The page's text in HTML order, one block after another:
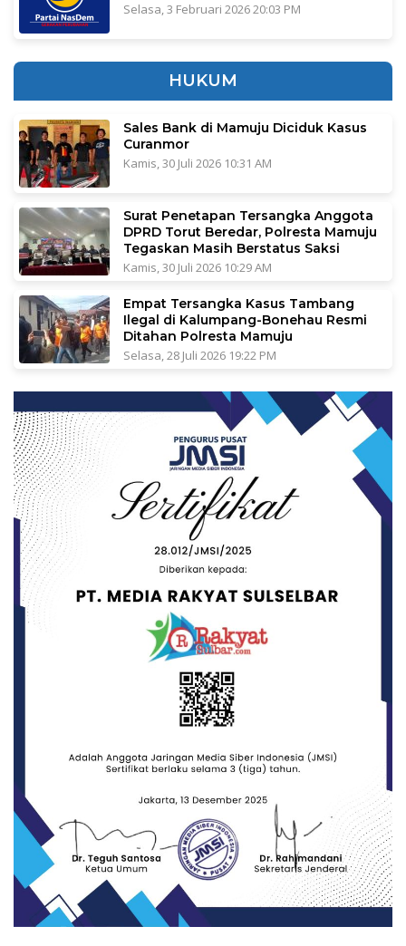
Selasa, 3 Februari 2026 20:03 PM
HUKUM
Sales Bank di Mamuju Diciduk Kasus
Curanmor
Kamis, 30 Juli 2026 10:31 AM
Surat Penetapan Tersangka Anggota
DPRD Torut Beredar, Polresta Mamuju
Tegaskan Masih Berstatus Saksi
Kamis, 30 Juli 2026 10:29 AM
Empat Tersangka Kasus Tambang
Ilegal di Kalumpang-Bonehau Resmi
Ditahan Polresta Mamuju
Selasa, 28 Juli 2026 19:22 PM